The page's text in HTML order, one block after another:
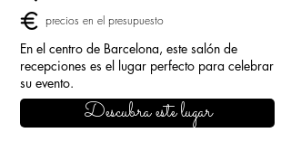
precios en el presupuesto
En el centro de Barcelona, este salón de
recepciones es el lugar perfecto para celebrar
su evento.
Descubra este lugar